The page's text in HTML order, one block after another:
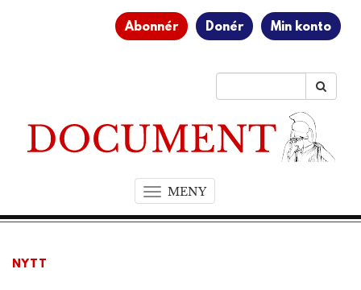
Abonnér Donér Min konto
MENYT
o
NYTT